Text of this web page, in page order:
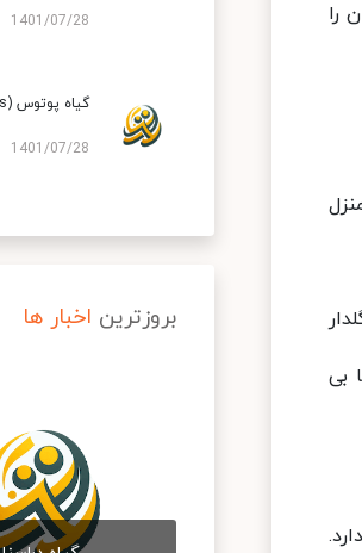
را
بی
1401/07/28
گیاه پوتوس (Pothos)
1401/07/28
بروزترین اخبار ها